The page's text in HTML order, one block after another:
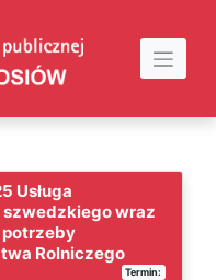
Usługa
szwedzkiego wraz
potrzeby
Rolniczego
Termin: